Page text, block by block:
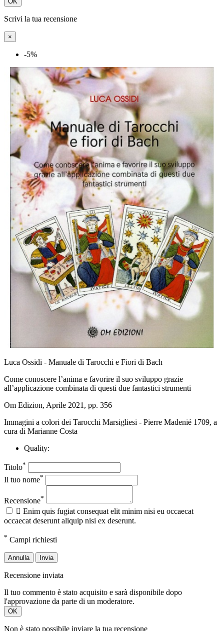
Scrivi la tua recensione
×
-5%
Luca Ossidi - Manuale di Tarocchi e Fiori di Bach
Come conoscere l’anima e favorire il suo sviluppo grazie
all’applicazione combinata di questi due fantastici strumenti
Om Edizion, Aprile 2021, pp. 356
Immagini a colori dei Tarocchi Marsigliesi - Pierre Madenié 1709, a
cura di Marianne Costa
Quality:
Titolo*
Il tuo nome*
Recensione*
 Enim quis fugiat consequat elit minim nisi eu occaecat
occaecat deserunt aliquip nisi ex deserunt.
* Campi richiesti
Annulla Invia
Recensione inviata
Il tuo commento è stato acquisito e sarà disponibile dopo
l'approvazione da parte di un moderatore.
OK
Non è stato possibile inviare la tua recensione